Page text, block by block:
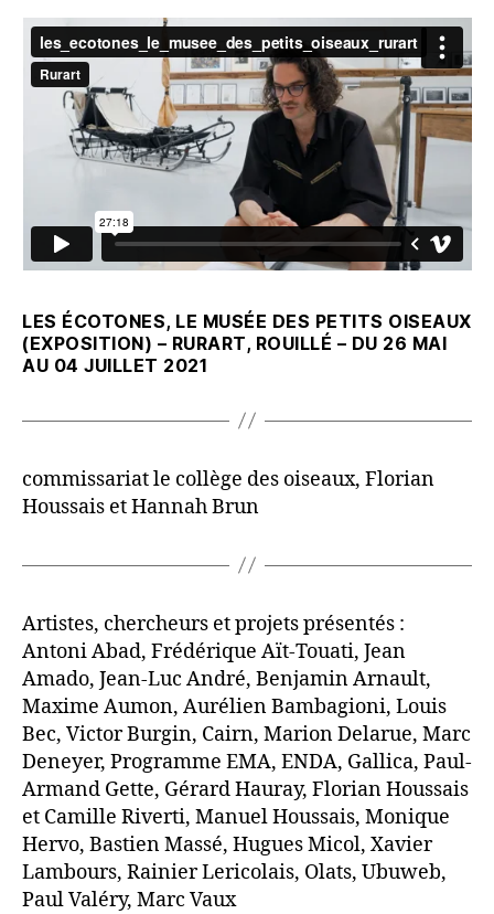
LES ÉCOTONES, LE MUSÉE DES PETITS OISEAUX
(EXPOSITION) – RURART, ROUILLÉ – DU 26 MAI
AU 04 JUILLET 2021
commissariat le collège des oiseaux, Florian
Houssais et Hannah Brun
Artistes, chercheurs et projets présentés :
Antoni Abad, Frédérique Aït-Touati, Jean
Amado, Jean-Luc André, Benjamin Arnault,
Maxime Aumon, Aurélien Bambagioni, Louis
Bec, Victor Burgin, Cairn, Marion Delarue, Marc
Deneyer, Programme EMA, ENDA, Gallica, Paul-
Armand Gette, Gérard Hauray, Florian Houssais
et Camille Riverti, Manuel Houssais, Monique
Hervo, Bastien Massé, Hugues Micol, Xavier
Lambours, Rainier Lericolais, Olats, Ubuweb,
Paul Valéry, Marc Vaux